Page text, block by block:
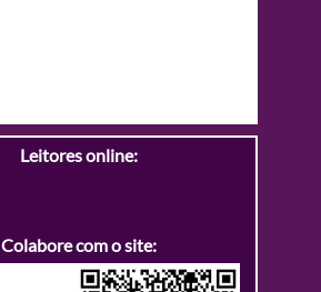
Leitores online:
Colabore com o site: